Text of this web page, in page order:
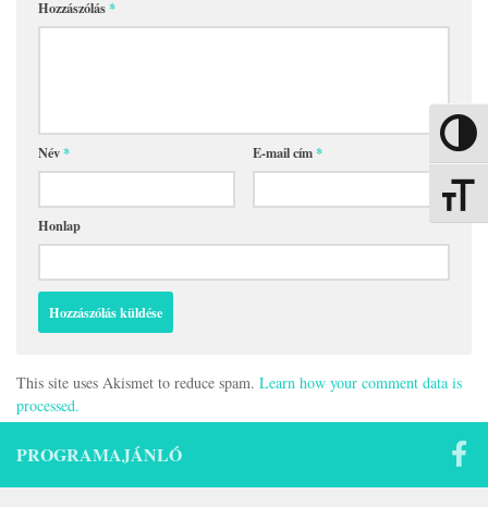
Nagy
Hozzászólás*
Név* E-mail cím*
Honlap
This site uses Akismet to reduce spam. Learn how your comment data is
processed.
PROGRAMAJÁNLÓ